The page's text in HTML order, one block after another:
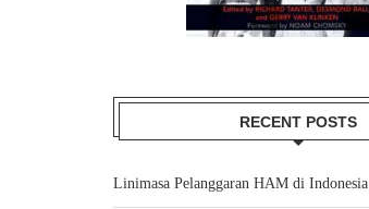
RECENT POSTS
Linimasa Pelanggaran HAM di Indonesia